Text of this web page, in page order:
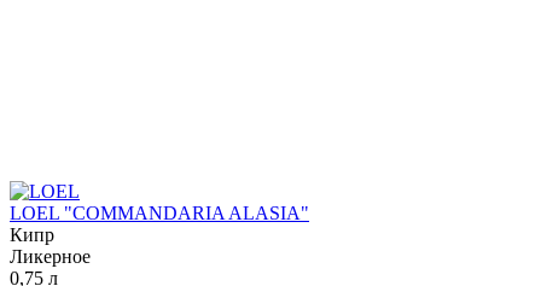
LOEL "COMMANDARIA ALASIA"
Кипр
Ликерное
0,75 л